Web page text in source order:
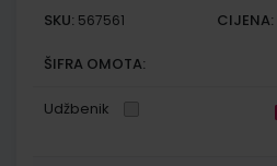
SKU: 567561 CIJENA:
ŠIFRA OMOTA:
Udžbenik